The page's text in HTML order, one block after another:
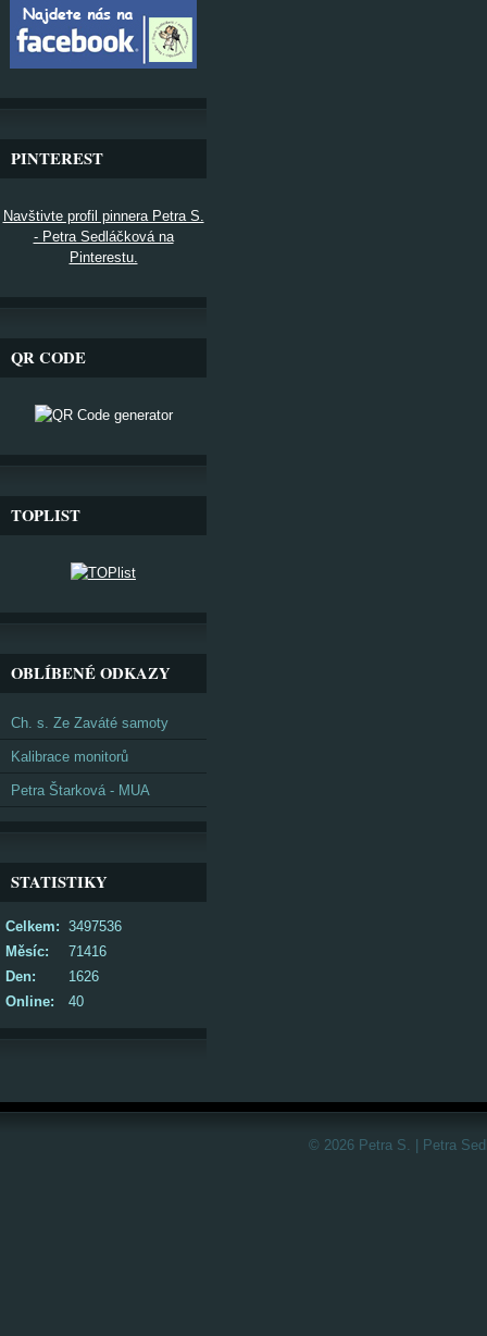
PINTEREST
Navštivte profil pinnera Petra S.
- Petra Sedláčková na
Pinterestu.
QR CODE
TOPLIST
OBLÍBENÉ ODKAZY
Ch. s. Ze Zaváté samoty
Kalibrace monitorů
Petra Štarková - MUA
STATISTIKY
Online: 40
Celkem: 3497536
Měsíc:
71416
Den:
1626
© 2026 Petra S. | Petra